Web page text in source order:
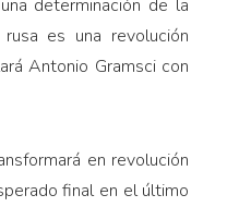
determinación de la
es una revolución
Antonio Gramsci con
en revolución
final en el último